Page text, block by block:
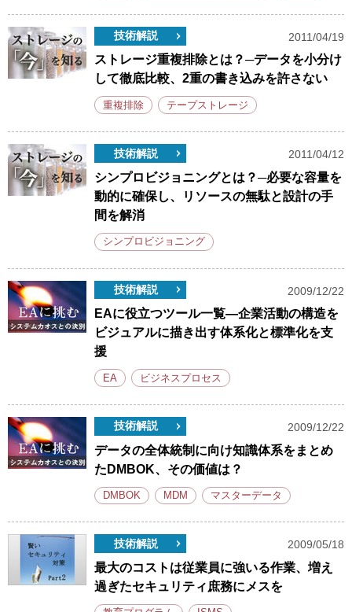
技術解説 2011/04/19
ストレージ重複排除とは？─データを小分け
して徹底比較、2重の書き込みを許さない
重複排除 テープストレージ
技術解説 2011/04/12
シンプロビジョニングとは？─必要な容量を
動的に確保し、リソースの無駄と設計の手
間を解消
シンプロビジョニング
技術解説 2009/12/22
EAに役立つツール一覧―企業活動の構造を
ビジュアルに描き出す体系化と標準化を支
援
EA ビジネスプロセス
技術解説 2009/12/22
データの全体統制に向け知識体系をまとめ
たDMBOK、その価値は？
DMBOK MDM マスターデータ
技術解説 2009/05/18
最大のコストは従業員に強いる作業、増え
過ぎたセキュリティ庶務にメスを